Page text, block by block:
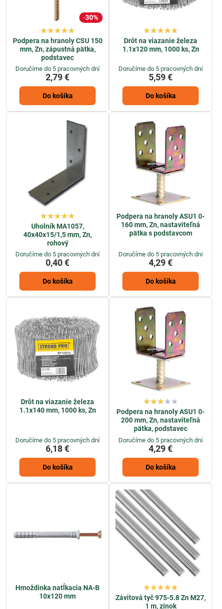
30%
Podpera na hranoly CSU 150
mm, Zn, zápustná pätka,
podstavec
Doručíme do 5 pracovných dní
2,79 €
Do košíka
Drôt na viazanie železa
1.1x120 mm, 1000 ks, Zn
Doručíme do 5 pracovných dní
5,59 €
Do košíka
Uholník MA1057,
40x40x15/1,5 mm, Zn,
rohový
Doručíme do 5 pracovných dní
0,40 €
Do košíka
Podpera na hranoly ASU1 0-
160 mm, Zn, nastaviteľná
pätka s podstavcom
Doručíme do 5 pracovných dní
4,29 €
Do košíka
Drôt na viazanie železa
1.1x140 mm, 1000 ks, Zn
Doručíme do 5 pracovných dní
6,18 €
Do košíka
Podpera na hranoly ASU1 0-
200 mm, Zn, nastaviteľná
pätka, podstavec
Doručíme do 5 pracovných dní
4,29 €
Do košíka
Hmoždinka natĺkacia NA-B
10x120 mm
Závitová tyč 975-5.8 Zn M27,
1 m, zinok